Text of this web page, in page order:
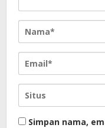
Simpan nama,